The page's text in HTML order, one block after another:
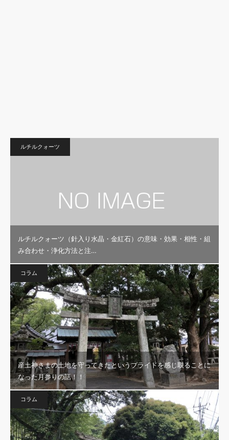
ルチルクォーツ
ルチルクォーツ（針入り水晶・金紅石）の意味・効果・相性・組
み合わせ・浄化方法と注…
コラム
産土神さまの土地を守ってきたというプライドを感じ取ることに
なった月参りの話！！
コラム